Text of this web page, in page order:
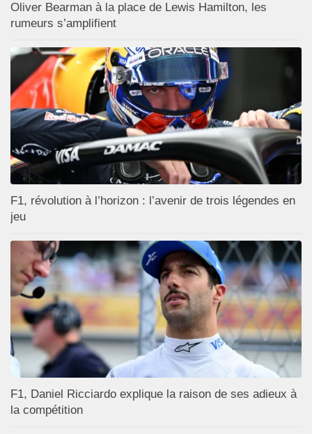
Oliver Bearman à la place de Lewis Hamilton, les
rumeurs s’amplifient
F1, révolution à l’horizon : l’avenir de trois légendes en
jeu
F1, Daniel Ricciardo explique la raison de ses adieux à
la compétition